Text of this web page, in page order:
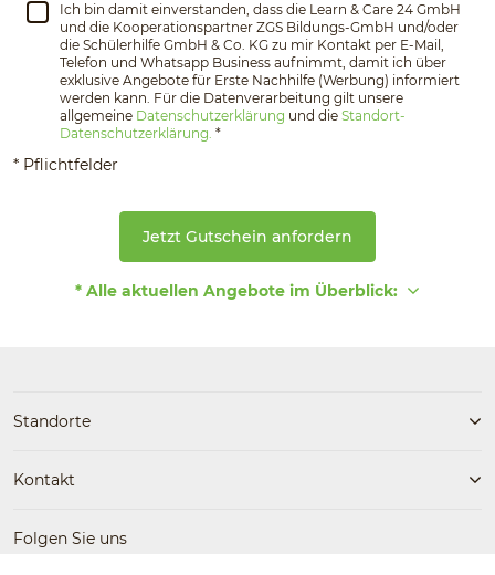
Ich bin damit einverstanden, dass die Learn & Care 24 GmbH
und die Kooperationspartner ZGS Bildungs-GmbH und/oder
die Schülerhilfe GmbH & Co. KG zu mir Kontakt per E-Mail,
Telefon und Whatsapp Business aufnimmt, damit ich über
exklusive Angebote für Erste Nachhilfe (Werbung) informiert
werden kann. Für die Datenverarbeitung gilt unsere
allgemeine Datenschutzerklärung und die Standort-
Datenschutzerklärung. *
* Pflichtfelder
Jetzt Gutschein anfordern
* Alle aktuellen Angebote im Überblick:
Standorte
Kontakt
Folgen Sie uns